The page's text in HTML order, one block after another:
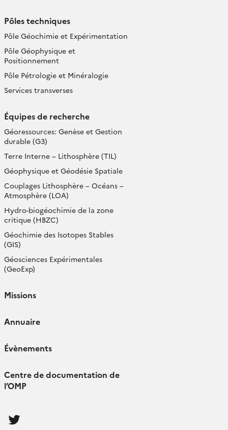
Pôles techniques
Pôle Géochimie et Expérimentation
Pôle Géophysique et
Positionnement
Pôle Pétrologie et Minéralogie
Services transverses
Équipes de recherche
Géoressources: Genèse et Gestion
durable (G3)
Terre Interne – Lithosphère (TIL)
Géophysique et Géodésie Spatiale
Couplages Lithosphère – Océans –
Atmosphère (LOA)
Hydro-biogéochimie de la zone
critique (HBZC)
Géochimie des Isotopes Stables
(GIS)
Géosciences Expérimentales
(GeoExp)
Missions
Annuaire
Évènements
Centre de documentation de
l’OMP